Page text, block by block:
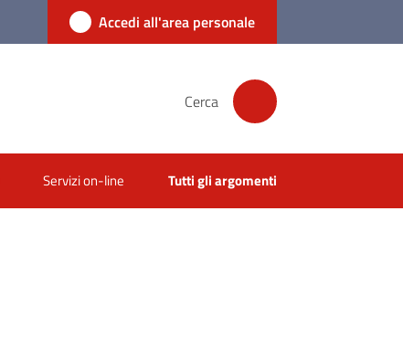
Accedi all'area personale
Cerca
Servizi on-line Tutti gli argomenti